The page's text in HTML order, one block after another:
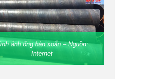
ảnh ống hàn xoắn – Nguồn:
Internet